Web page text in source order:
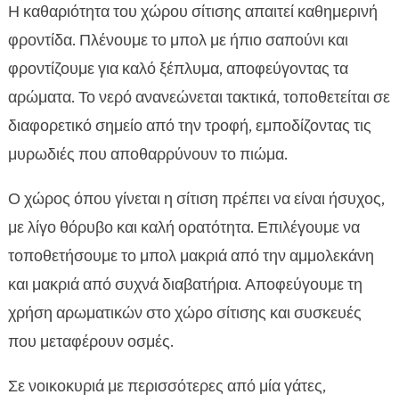
Η καθαριότητα του χώρου σίτισης απαιτεί καθημερινή
φροντίδα. Πλένουμε το μπολ με ήπιο σαπούνι και
φροντίζουμε για καλό ξέπλυμα, αποφεύγοντας τα
αρώματα. Το νερό ανανεώνεται τακτικά, τοποθετείται σε
διαφορετικό σημείο από την τροφή, εμποδίζοντας τις
μυρωδιές που αποθαρρύνουν το πιώμα.
Ο χώρος όπου γίνεται η σίτιση πρέπει να είναι ήσυχος,
με λίγο θόρυβο και καλή ορατότητα. Επιλέγουμε να
τοποθετήσουμε το μπολ μακριά από την αμμολεκάνη
και μακριά από συχνά διαβατήρια. Αποφεύγουμε τη
χρήση αρωματικών στο χώρο σίτισης και συσκευές
που μεταφέρουν οσμές.
Σε νοικοκυριά με περισσότερες από μία γάτες,